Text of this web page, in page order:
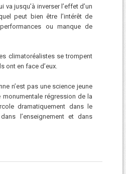
jusqu’à inverser l’effet d’un
peut bien être l’intérêt de
ou manque de
climatoréalistes se trompent
ont en face d’eux.
n’est pas une science jeune
régression de la
dramatiquement dans le
l’enseignement et dans